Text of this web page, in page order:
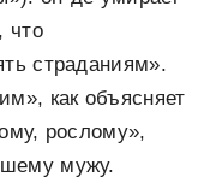
что
страданиям».
как объясняет
рослому»,
мужу.